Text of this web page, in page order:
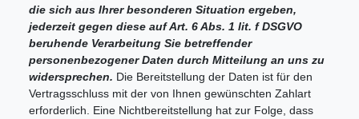
die sich aus Ihrer besonderen Situation ergeben,
jederzeit gegen diese auf Art. 6 Abs. 1 lit. f DSGVO
beruhende Verarbeitung Sie betreffender
personenbezogener Daten durch Mitteilung an uns zu
widersprechen. Die Bereitstellung der Daten ist für den
Vertragsschluss mit der von Ihnen gewünschten Zahlart
erforderlich. Eine Nichtbereitstellung hat zur Folge, dass